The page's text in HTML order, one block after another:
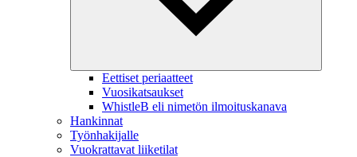
Eettiset periaatteet
Vuosikatsaukset
WhistleB eli nimetön ilmoituskanava
Hankinnat
Työnhakijalle
Vuokrattavat liiketilat